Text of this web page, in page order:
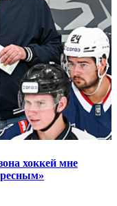
хоккей мне